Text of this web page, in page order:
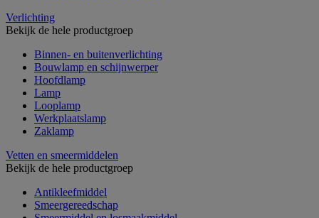
Verlichting
Bekijk de hele productgroep
Binnen- en buitenverlichting
Bouwlamp en schijnwerper
Hoofdlamp
Lamp
Looplamp
Werkplaatslamp
Zaklamp
Vetten en smeermiddelen
Bekijk de hele productgroep
Antikleefmiddel
Smeergereedschap